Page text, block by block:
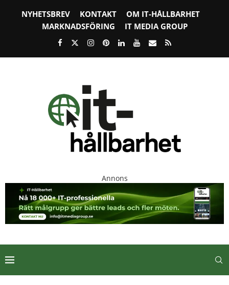
NYHETSBREV KONTAKT
OM IT-HÅLLBARHET
MARKNADSFÖRING
IT MEDIA GROUP
Annons